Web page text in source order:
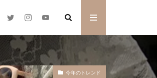
今年のトレンド